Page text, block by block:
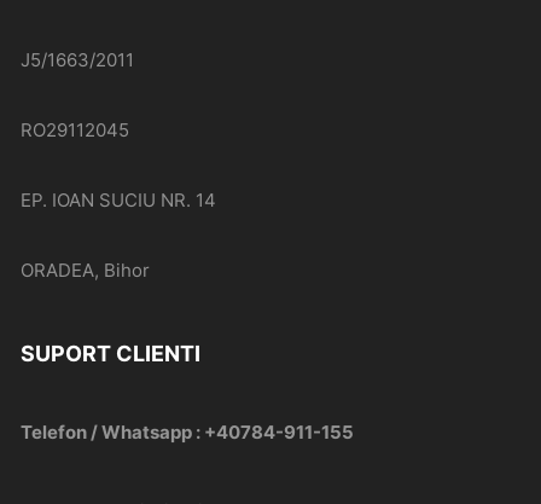
J5/1663/2011
RO29112045
EP. IOAN SUCIU NR. 14
ORADEA, Bihor
SUPORT CLIENTI
Telefon / Whatsapp : +40784-911-155